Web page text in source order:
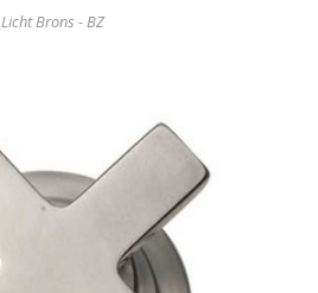
Licht Brons - BZ